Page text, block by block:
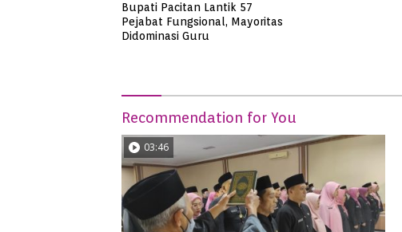
Bupati Pacitan Lantik 57
Pejabat Fungsional, Mayoritas
Didominasi Guru
Recommendation for You
03:46